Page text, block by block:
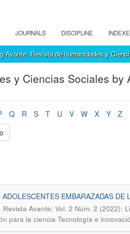
JOURNALS DISCIPLINE
Avante: Revista de humanidades y
y Ciencias Sociales by
Q R S T U V W X Y
Z
EMBARAZADAS DE
. Revista Avante; Vol. 2 Núm. 2 (2022):
para la ciencia Tecnología e